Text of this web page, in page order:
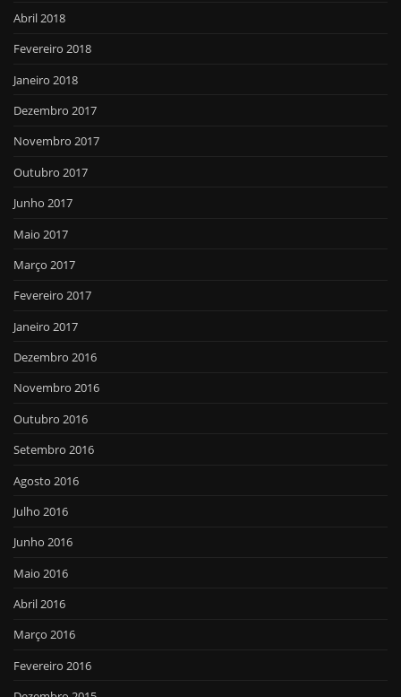
Abril 2018
Fevereiro 2018
Janeiro 2018
Dezembro 2017
Novembro 2017
Outubro 2017
Junho 2017
Maio 2017
Março 2017
Fevereiro 2017
Janeiro 2017
Dezembro 2016
Novembro 2016
Outubro 2016
Setembro 2016
Agosto 2016
Julho 2016
Junho 2016
Maio 2016
Abril 2016
Março 2016
Fevereiro 2016